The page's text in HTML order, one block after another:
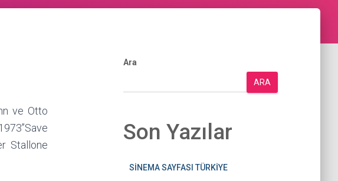
ve Otto
Stallone
Ara
ARA
Son Yazılar
SİNEMA SAYFASI TÜRKİYE